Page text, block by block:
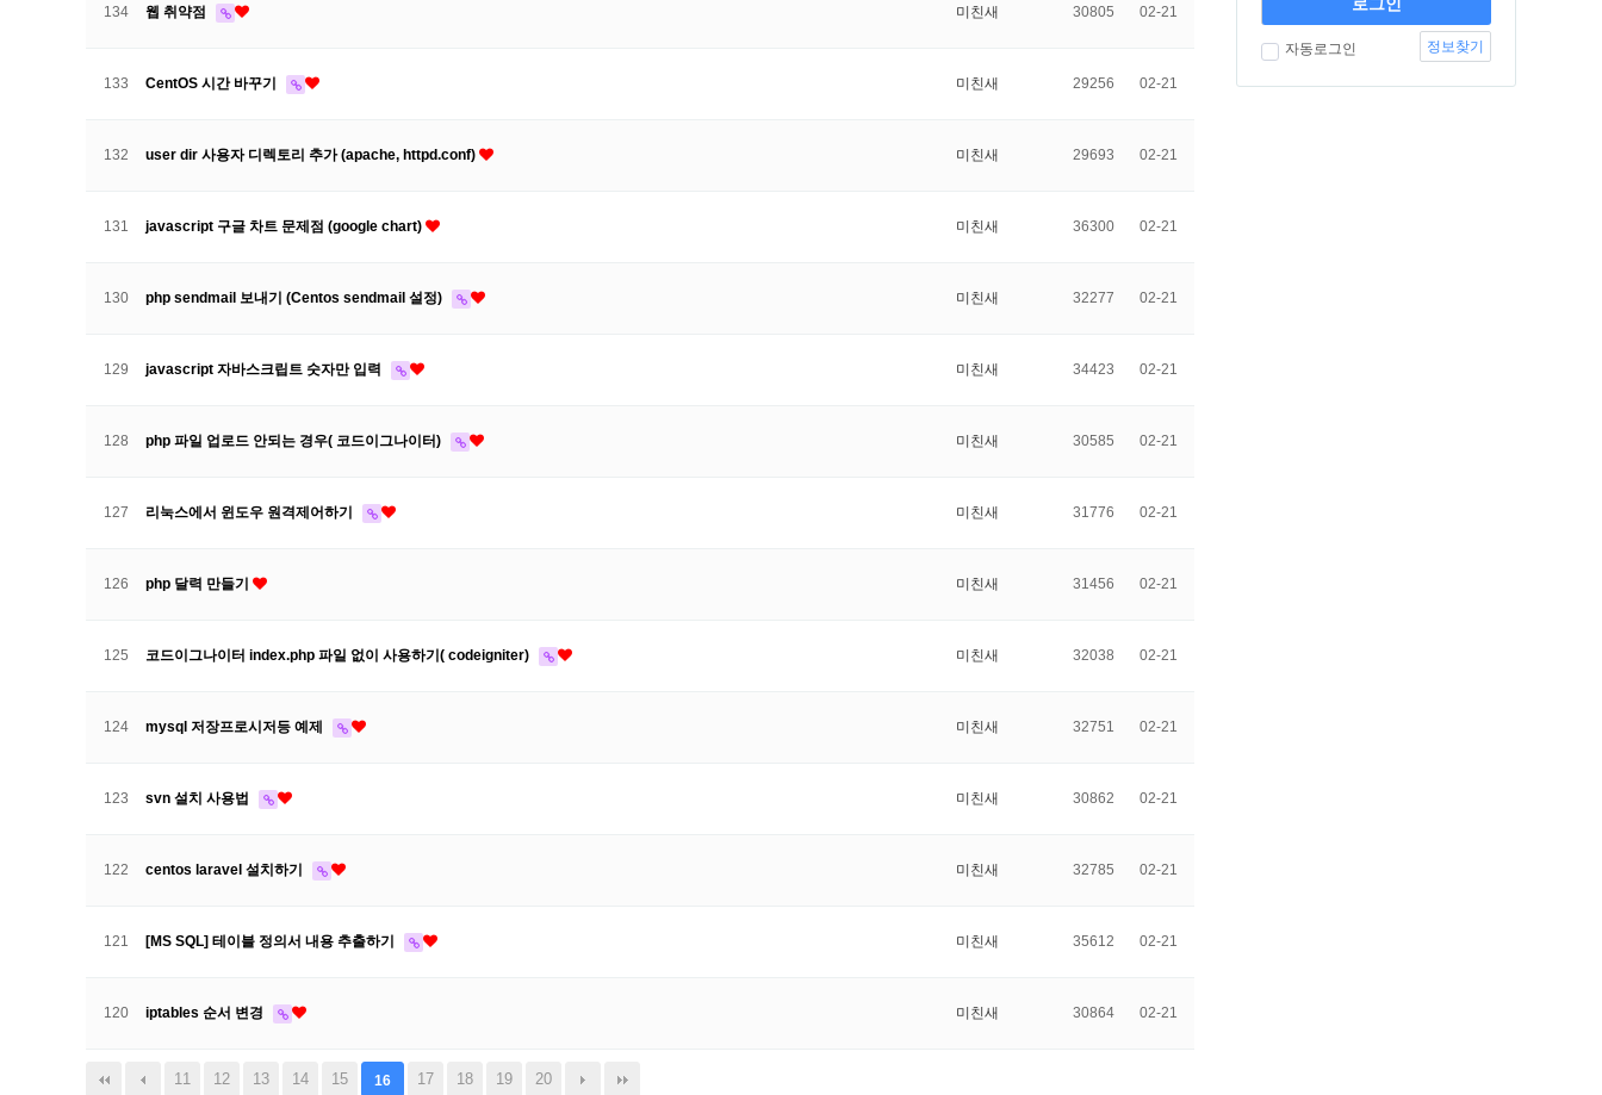
134 웹 취약점 미친새 30805 02-21
133 CentOS 시간 바꾸기 미친새 29256 02-21
132 user dir 사용자 디렉토리 추가 (apache, httpd.conf) 미친새 29693 02-21
131 javascript 구글 차트 문제점 (google chart) 미친새 36300 02-21
130 php sendmail 보내기 (Centos sendmail 설정) 미친새 32277 02-21
129 javascript 자바스크립트 숫자만 입력 미친새 34423 02-21
128 php 파일 업로드 안되는 경우( 코드이그나이터) 미친새 30585 02-21
127 리눅스에서 윈도우 원격제어하기 미친새 31776 02-21
126 php 달력 만들기 미친새 31456 02-21
125 코드이그나이터 index.php 파일 없이 사용하기( codeigniter) 미친새 32038 02-21
124 mysql 저장프로시저등 예제 미친새 32751 02-21
123 svn 설치 사용법 미친새 30862 02-21
122 centos laravel 설치하기 미친새 32785 02-21
121 [MS SQL] 테이블 정의서 내용 추출하기 미친새 35612 02-21
120 iptables 순서 변경 미친새 30864 02-21
11 12 13 14 15 16 17 18 19 20
자동로그인 정보찾기